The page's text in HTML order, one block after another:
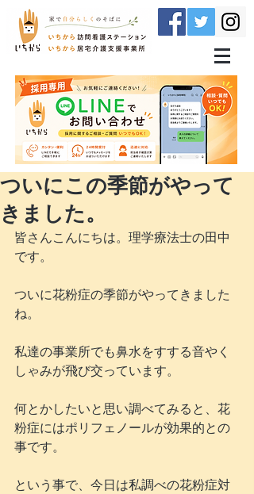
ついにこの季節がやって
きました。
皆さんこんにちは。理学療法士の田中
です。
ついに花粉症の季節がやってきました
ね。
私達の事業所でも鼻水をすする音やく
しゃみが飛び交っています。
何とかしたいと思い調べてみると、花
粉症にはポリフェノールが効果的との
事です。
という事で、今日は私調べの花粉症対